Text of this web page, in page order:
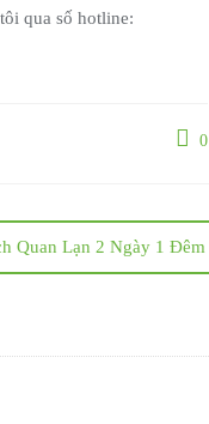
qua số hotline:
0
Quan Lạn 2 Ngày 1 Đêm